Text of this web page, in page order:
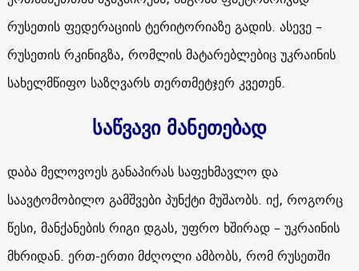
რუსეთის ფედერაციის ტერიტორიაზე გადის. ასევე –
რუსეთის რკინიგზა, რომლის მატარებლებიც უკრაინის
სახელმწიფო საზღვარს თერთმეტჯერ კვეთენ.
საწვავი მანეთებად
დაბა მელოვოეს განაპირას საფეხმავლო და
საავტომობილო გამშვები პუნქტი მუშაობს. იქ, როგორც
წესი, მანქანების რიგი დგას, უფრო ხშირად – უკრაინის
მხრიდან. ერთ-ერთი მძღოლი ამბობს, რომ რუსეთში